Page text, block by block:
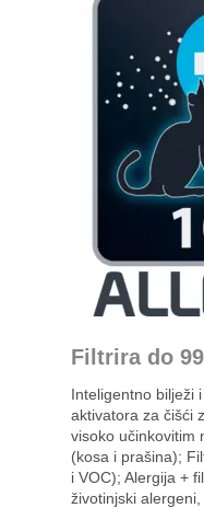
Filtrira do
Inteligentno bilježi
aktivatora za čišći
visoko učinkovitim
(kosa i prašina);
i VOC); Alergija +
životinjski